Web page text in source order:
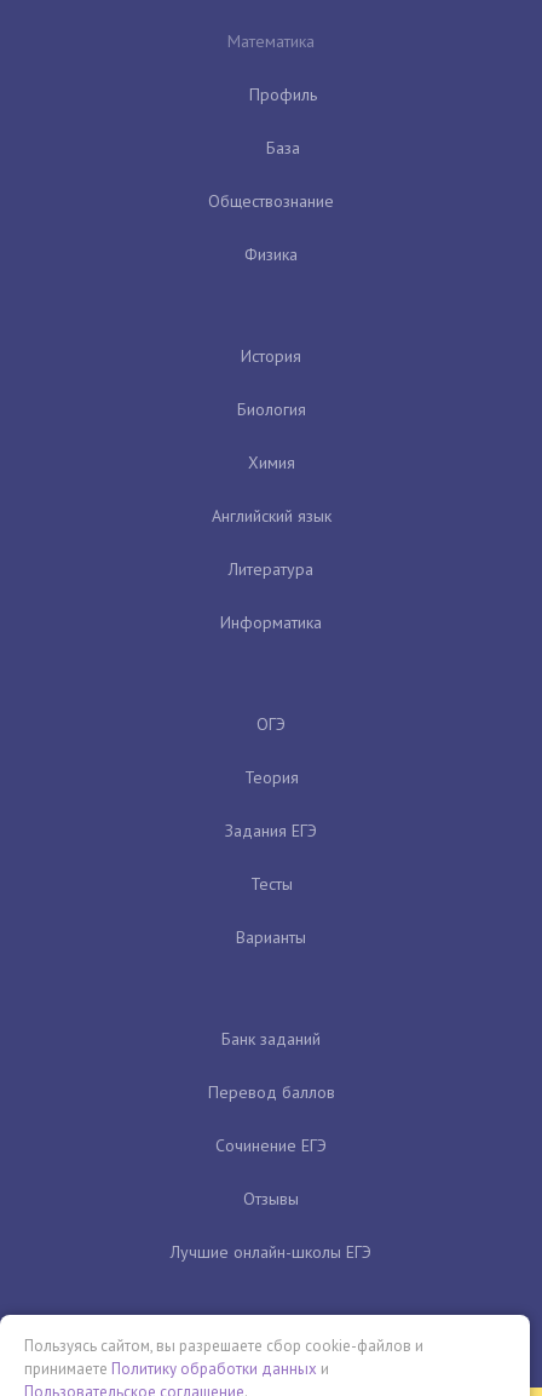
Математика
Профиль
База
Обществознание
Физика
История
Биология
Химия
Английский язык
Литература
Информатика
ОГЭ
Теория
Задания ЕГЭ
Тесты
Варианты
Банк заданий
Перевод баллов
Сочинение ЕГЭ
Отзывы
Лучшие онлайн-школы ЕГЭ
Пользуясь сайтом, вы разрешаете сбор cookie-файлов и
принимаете Политику обработки данных и
Пользовательское соглашение.